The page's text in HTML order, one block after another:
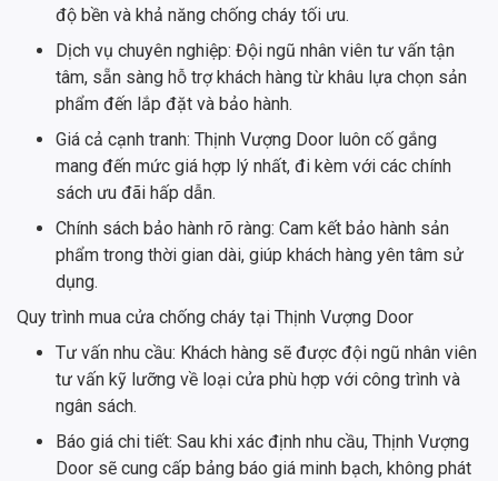
độ bền và khả năng chống cháy tối ưu.
Dịch vụ chuyên nghiệp: Đội ngũ nhân viên tư vấn tận
tâm, sẵn sàng hỗ trợ khách hàng từ khâu lựa chọn sản
phẩm đến lắp đặt và bảo hành.
Giá cả cạnh tranh: Thịnh Vượng Door luôn cố gắng
mang đến mức giá hợp lý nhất, đi kèm với các chính
sách ưu đãi hấp dẫn.
Chính sách bảo hành rõ ràng: Cam kết bảo hành sản
phẩm trong thời gian dài, giúp khách hàng yên tâm sử
dụng.
Quy trình mua cửa chống cháy tại Thịnh Vượng Door
Tư vấn nhu cầu: Khách hàng sẽ được đội ngũ nhân viên
tư vấn kỹ lưỡng về loại cửa phù hợp với công trình và
ngân sách.
Báo giá chi tiết: Sau khi xác định nhu cầu, Thịnh Vượng
Door sẽ cung cấp bảng báo giá minh bạch, không phát